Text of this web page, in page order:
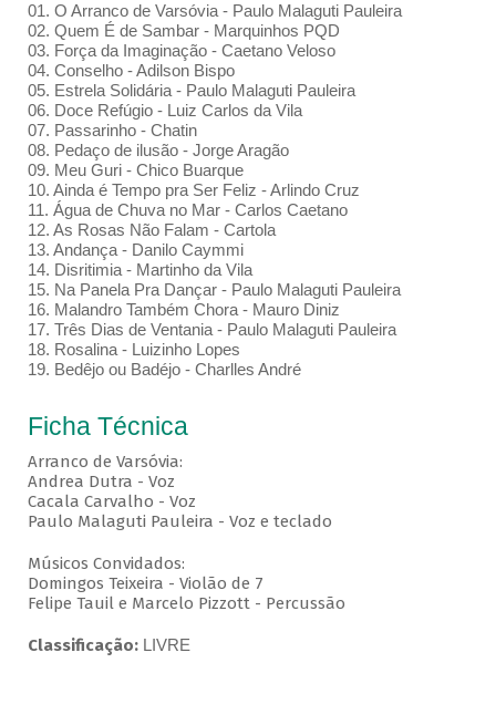
01. O Arranco de Varsóvia - Paulo Malaguti Pauleira
02. Quem É de Sambar - Marquinhos PQD
03. Força da Imaginação - Caetano Veloso
04. Conselho - Adilson Bispo
05. Estrela Solidária - Paulo Malaguti Pauleira
06. Doce Refúgio - Luiz Carlos da Vila
07. Passarinho - Chatin
08. Pedaço de ilusão - Jorge Aragão
09. Meu Guri - Chico Buarque
10. Ainda é Tempo pra Ser Feliz - Arlindo Cruz
11. Água de Chuva no Mar - Carlos Caetano
12. As Rosas Não Falam - Cartola
13. Andança - Danilo Caymmi
14. Disritimia - Martinho da Vila
15. Na Panela Pra Dançar - Paulo Malaguti Pauleira
16. Malandro Também Chora - Mauro Diniz
17. Três Dias de Ventania - Paulo Malaguti Pauleira
18. Rosalina - Luizinho Lopes
19. Bedêjo ou Badéjo - Charlles André
Ficha Técnica
Arranco de Varsóvia:
Andrea Dutra - Voz
Cacala Carvalho - Voz
Paulo Malaguti Pauleira - Voz e teclado
Músicos Convidados:
Domingos Teixeira - Violão de 7
Felipe Tauil e Marcelo Pizzott - Percussão
Classificação: LIVRE